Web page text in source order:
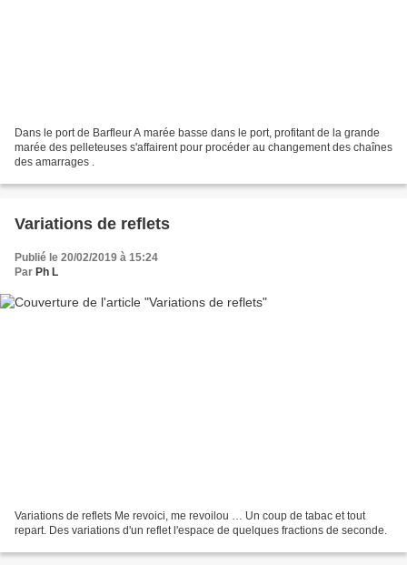
Dans le port de Barfleur A marée basse dans le port, profitant de la grande
marée des pelleteuses s'affairent pour procéder au changement des chaînes
des amarrages .
Variations de reflets
Publié le 20/02/2019 à 15:24
Par Ph L
Variations de reflets Me revoici, me revoilou … Un coup de tabac et tout
repart. Des variations d'un reflet l'espace de quelques fractions de seconde.